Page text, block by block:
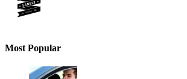
Most Popular